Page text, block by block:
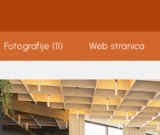
Fotografije (11) Web stranica